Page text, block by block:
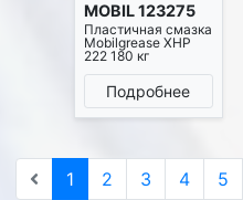
MOBIL 123275
Пластичная смазка
Mobilgrease XHP
222 180 кг
Подробнее
1 2 3 4 5